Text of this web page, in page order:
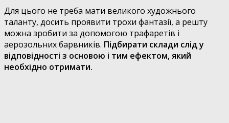
Для цього не треба мати великого художнього
таланту, досить проявити трохи фантазії, а решту
можна зробити за допомогою трафаретів і
аерозольних барвників. Підбирати склади слід у
відповідності з основою і тим ефектом, який
необхідно отримати.